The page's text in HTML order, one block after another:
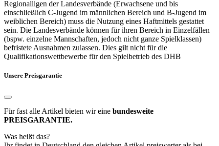
Regionalligen der Landesverbände (Erwachsene und bis
einschließlich C-Jugend im männlichen Bereich und B-Jugend im
weiblichen Bereich) muss die Nutzung eines Haftmittels gestattet
sein. Die Landesverbände können für ihren Bereich in Einzelfällen
(bspw. einzelne Mannschaften, jedoch nicht ganze Spielklassen)
befristete Ausnahmen zulassen. Dies gilt nicht für die
Qualifikationswettbewerbe für den Spielbetrieb des DHB
Unsere Preisgarantie
Für fast alle Artikel bieten wir eine bundesweite
PREISGARANTIE.
Was heißt das?